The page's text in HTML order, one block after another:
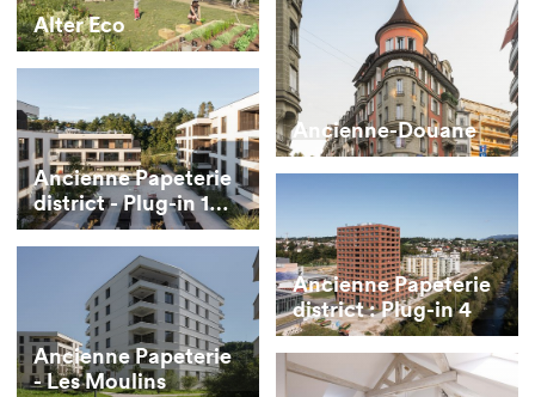
Alter Eco
Ancienne-Douane
Ancienne Papeterie
district - Plug-in 1
Marly
Ancienne Papeterie
district : Plug-in 4
Ancienne Papeterie
- Les Moulins